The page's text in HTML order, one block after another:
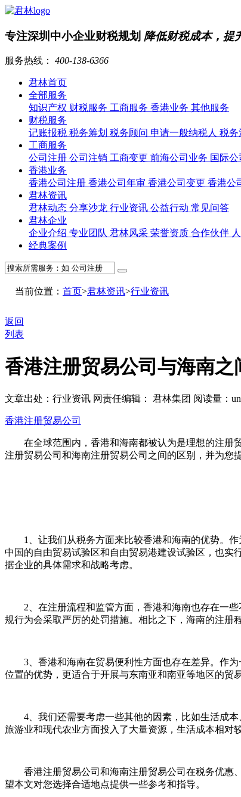
专注深圳中小企业财税规划 降低财税成本，提
服务热线： 400-138-6366
君林首页
全部服务
知识产权 财税服务 工商服务 香港业务 其他服务
财税服务
记账报税 税务筹划 税务顾问 申请一般纳税人 税务
工商服务
公司注册 公司注销 工商变更 前海公司业务 国际
香港业务
香港公司注册 香港公司年审 香港公司变更 香港公
君林资讯
君林动态 分享沙龙 行业资讯 公益行动 常见问答
君林企业
企业介绍 专业团队 君林风采 荣誉资质 合作伙伴
经典案例
当前位置： 首页>君林资讯>行业资讯
返回
列表
香港注册贸易公司与海南之
文章出处：行业资讯 网责任编辑： 君林集团 阅读量：
香港注册贸易公司
在全球范围内，香港和海南都被认为是理想的注册贸
注册贸易公司和海南注册贸易公司之间的区别，并为您
1、让我们从税务方面来比较香港和海南的优势。作
中国的自由贸易试验区和自由贸易港建设试验区，也实
据企业的具体需求和战略考虑。
2、在注册流程和监管方面，香港和海南也存在一些
规行为会采取严厉的处罚措施。相比之下，海南的注册
3、香港和海南在贸易便利性方面也存在差异。作为
位置的优势，更适合于开展与东南亚和南亚等地区的贸
4、我们还需要考虑一些其他的因素，比如生活成本
旅游业和现代农业方面投入了大量资源，生活成本相对
香港注册贸易公司和海南注册贸易公司在税务优惠、
望本文对您选择合适地点提供一些参考和指导。